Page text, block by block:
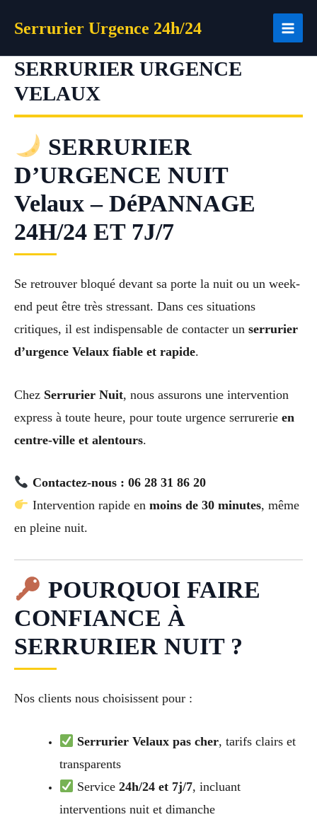
Serrurier Urgence 24h/24
SERRURIER URGENCE
VELAUX
SERRURIER
D’URGENCE NUIT
Velaux – DéPANNAGE
24H/24 ET 7J/7
Se retrouver bloqué devant sa porte la nuit ou un week-
end peut être très stressant. Dans ces situations
critiques, il est indispensable de contacter un serrurier
d’urgence Velaux fiable et rapide.
Chez Serrurier Nuit, nous assurons une intervention
express à toute heure, pour toute urgence serrurerie en
centre-ville et alentours.
Contactez-nous : 06 28 31 86 20
Intervention rapide en moins de 30 minutes, même
en pleine nuit.
POURQUOI FAIRE
CONFIANCE À
SERRURIER NUIT ?
Nos clients nous choisissent pour :
Serrurier Velaux pas cher, tarifs clairs et
transparents
Service24h/24 et 7j/7, incluant
interventions nuit et dimanche